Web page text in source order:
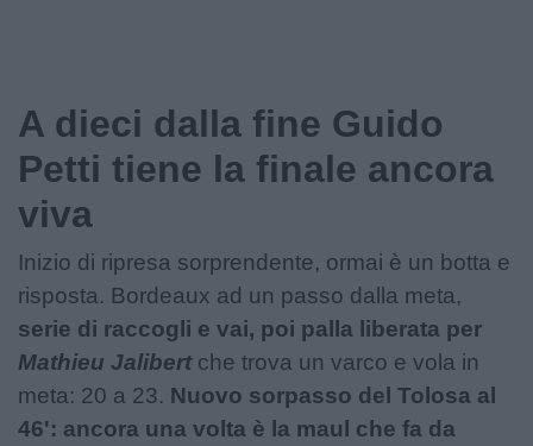
A dieci dalla fine Guido
Petti tiene la finale ancora
viva
Inizio di ripresa sorprendente, ormai è un botta e
risposta. Bordeaux ad un passo dalla meta,
serie di raccogli e vai, poi palla liberata per
Mathieu Jalibertche trova un varco e vola in
meta: 20 a 23. Nuovo sorpasso del Tolosa al
46': ancora una volta è la maul che fa da